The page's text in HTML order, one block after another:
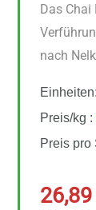
Das Chai
nach
Preis/kg :
Preis
26,89